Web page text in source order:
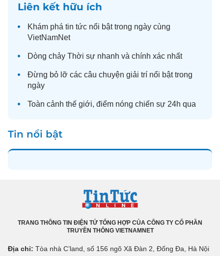
Liên kết hữu ích
Khám phá tin tức nổi bật trong ngày cùng
VietNamNet
Dòng chảy Thời sự nhanh và chính xác nhất
Đừng bỏ lỡ các câu chuyện giải trí nổi bật trong
ngày
Toàn cảnh thế giới, điểm nóng chiến sự 24h qua
Tin nổi bật
TRANG THÔNG TIN ĐIỆN TỬ TỔNG HỢP CỦA CÔNG TY CỔ PHẦN
TRUYỀN THÔNG VIETNAMNET
Địa chỉ: Tòa nhà C’land, số 156 ngõ Xã Đàn 2, Đống Đa, Hà Nội